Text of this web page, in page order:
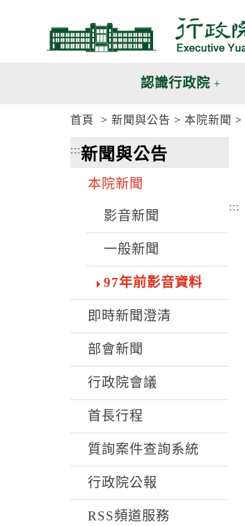
認識行政院
首頁 新聞與公告 本院新聞
:::新聞與公告
本院新聞
影音新聞
一般新聞
97年前影音資料
即時新聞澄清
部會新聞
行政院會議
首長行程
質詢案件查詢系統
行政院公報
RSS頻道服務
:::